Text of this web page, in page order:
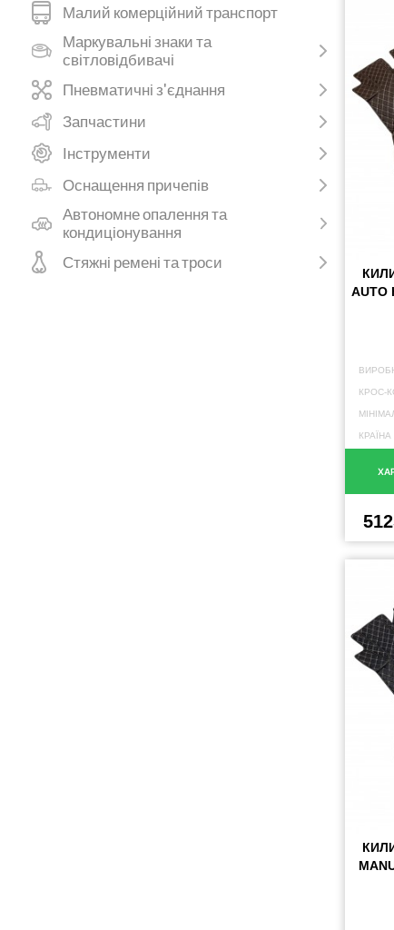
Малий комерційний транспорт
Маркувальні знаки та
світловідбивачі
Пневматичні з'єднання
Запчастини
Інструменти
Оснащення причепів
Автономне опалення та
кондиціонування
Стяжні ремені та троси
КРОС-